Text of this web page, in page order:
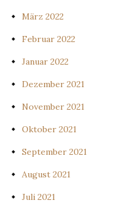
März 2022
Februar 2022
Januar 2022
Dezember 2021
November 2021
Oktober 2021
September 2021
August 2021
Juli 2021